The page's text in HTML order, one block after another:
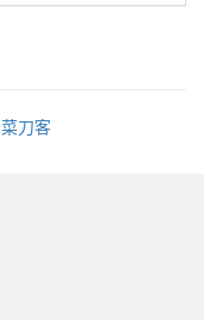
菜刀客